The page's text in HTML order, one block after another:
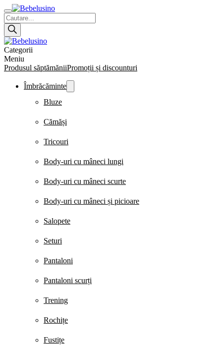
Products
search
Categorii
Meniu
Produsul săptămăniiPromoții și discounturi
Îmbrăcăminte
Bluze
Cămăși
Tricouri
Body-uri cu mâneci lungi
Body-uri cu mâneci scurte
Body-uri cu mâneci și picioare
Salopete
Seturi
Pantaloni
Pantaloni scurți
Trening
Rochițe
Fustițe